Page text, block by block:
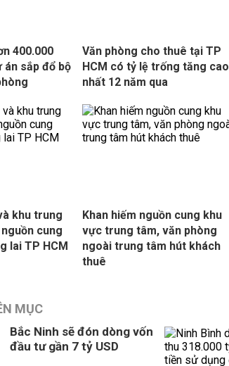
400.000
án sắp đổ bộ
Văn phòng cho thuê tại TP
HCM có tỷ lệ trống tăng cao
nhất 12 năm qua
khu trung
cung
lai TP HCM
Khan hiếm nguồn cung khu
vực trung tâm, văn phòng
ngoài trung tâm hút khách
thuê
MỤC
Bắc Ninh sẽ đón dòng vốn
đầu tư gần 7 tỷ USD